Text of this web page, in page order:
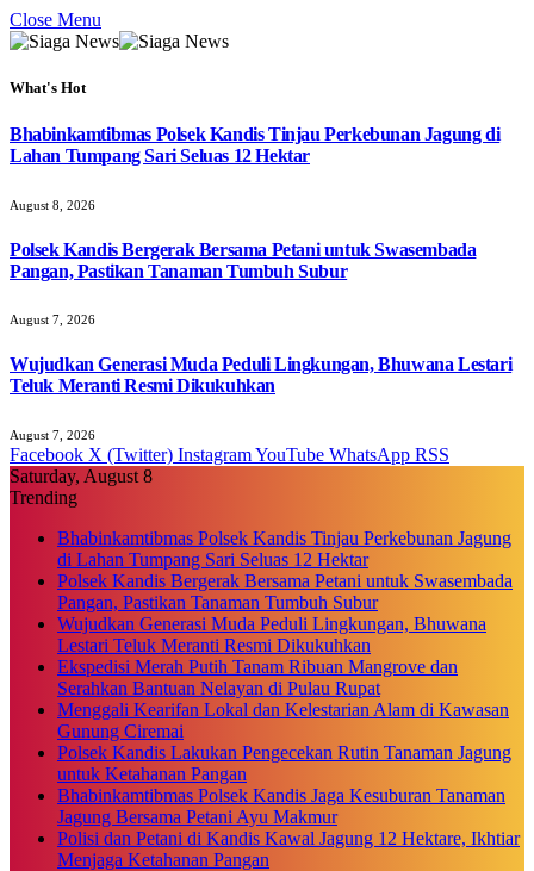
Close Menu
What's Hot
Bhabinkamtibmas Polsek Kandis Tinjau Perkebunan Jagung di
Lahan Tumpang Sari Seluas 12 Hektar
August 8, 2026
Polsek Kandis Bergerak Bersama Petani untuk Swasembada
Pangan, Pastikan Tanaman Tumbuh Subur
August 7, 2026
Wujudkan Generasi Muda Peduli Lingkungan, Bhuwana Lestari
Teluk Meranti Resmi Dikukuhkan
August 7, 2026
Facebook X (Twitter) InstagramYouTube WhatsApp RSS
Saturday, August 8
Trending
Bhabinkamtibmas Polsek Kandis Tinjau Perkebunan Jagung
di Lahan Tumpang Sari Seluas 12 Hektar
Polsek Kandis Bergerak Bersama Petani untuk Swasembada
Pangan, Pastikan Tanaman Tumbuh Subur
Wujudkan Generasi Muda Peduli Lingkungan, Bhuwana
Lestari Teluk Meranti Resmi Dikukuhkan
Ekspedisi Merah Putih Tanam Ribuan Mangrove dan
Serahkan Bantuan Nelayan di Pulau Rupat
Menggali Kearifan Lokal dan Kelestarian Alam di Kawasan
Gunung Ciremai
Polsek Kandis Lakukan Pengecekan Rutin Tanaman Jagung
untuk Ketahanan Pangan
Bhabinkamtibmas Polsek Kandis Jaga Kesuburan Tanaman
Jagung Bersama Petani Ayu Makmur
Polisi dan Petani di Kandis Kawal Jagung 12 Hektare, Ikhtiar
Menjaga Ketahanan Pangan